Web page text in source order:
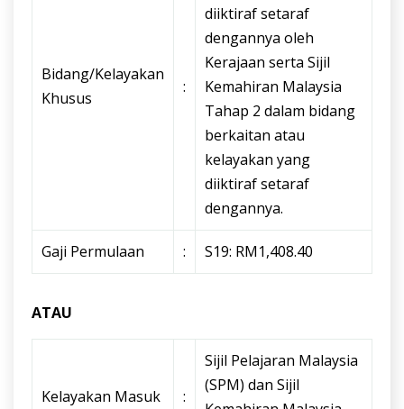
Bidang/Kelayakan
Khusus
:
diiktiraf setaraf
dengannya oleh
Kerajaan serta Sijil
Kemahiran Malaysia
Tahap 2 dalam bidang
berkaitan atau
kelayakan yang
diiktiraf setaraf
dengannya.
Gaji Permulaan : S19: RM1,408.40
ATAU
Kelayakan Masuk :
Sijil Pelajaran Malaysia
(SPM) dan Sijil